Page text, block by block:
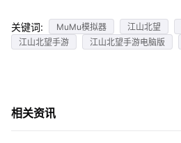
关键词: MuMu模拟器 江山北望
江山北望手游
江山北望手游电脑版
相关资讯